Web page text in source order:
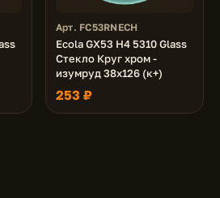
Арт. FC53RNECH
Ecola GX53 H4 5310 Glass
Стекло Круг хром -
изумруд 38x126 (к+)
253 ₽